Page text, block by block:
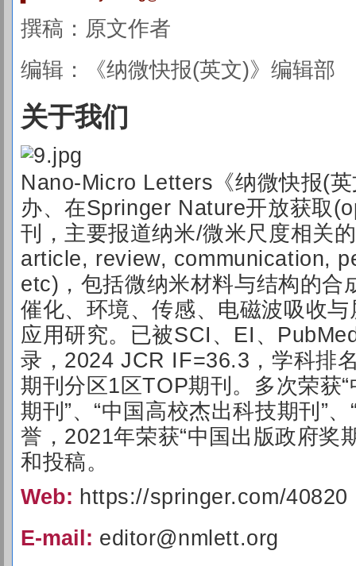
撰稿： 原文作者
编辑：《纳微快报(英文)》编辑部
关于我们
Nano-Micro Letters《纳微快报(
办、在Springer Nature开放获取
刊，主要报道纳米/微米尺度相关
article, review, communication,
etc)，包括微纳米材料与结构的合
催化、环境、传感、电磁波吸收
应用研究。已被SCI、EI、
录，2024 JCR IF=36.3，学科排
期刊分区1区TOP期刊。多次荣获
期刊”、“中国高校杰出科技期刊”
誉，2021年荣获“中国出版政府奖
和投稿。
Web: https://springer.com/40820
E-mail: editor@nmlett.org